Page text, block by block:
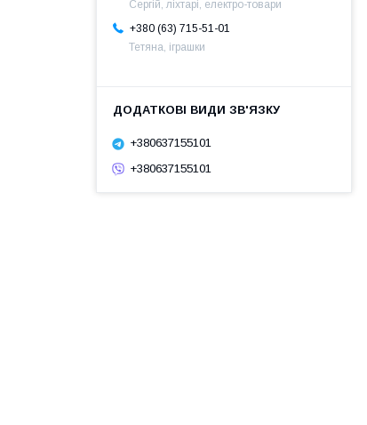
Сергій, ліхтарі, електро-товари
+380 (63) 715-51-01
Тетяна, іграшки
+380637155101
+380637155101